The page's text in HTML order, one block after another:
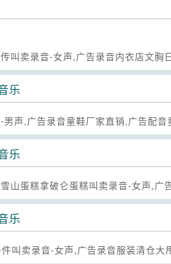
叫卖录音-女声,广告录音内衣店文
乐
声,广告录音童鞋厂家直销,广告配音
乐
山蛋糕拿破仑蛋糕叫卖录音-女声,
乐
叫卖录音-女声,广告录音服装清仓